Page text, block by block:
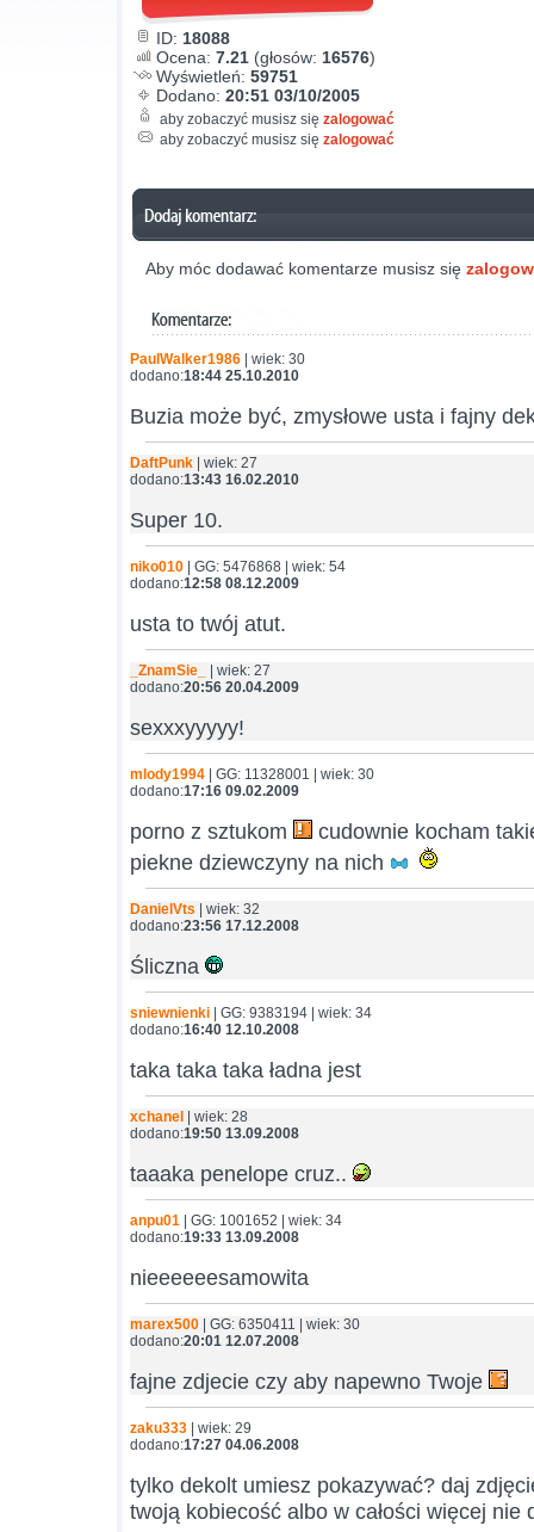
ID: 18088
Ocena: 7.21 (głosów: 16576)
Wyświetleń: 59751
Dodano: 20:51 03/10/2005
aby zobaczyć musisz się zalogować
aby zobaczyć musisz się zalogować
Aby móc dodawać komentarze musisz się
PaulWalker1986 | wiek: 30
dodano:18:44 25.10.2010
Buzia może być, zmysłowe usta i fajny
DaftPunk | wiek: 27
dodano:13:43 16.02.2010
Super 10.
niko010 | GG: 5476868 | wiek: 54
dodano:12:58 08.12.2009
usta to twój atut.
_ZnamSie_
| wiek: 27
dodano:20:56 20.04.2009
sexxxyyyyy!
mlody1994 | GG: 11328001 | wiek: 30
dodano:17:16 09.02.2009
porno z sztukom
cudownie kocham
piekne dziewczyny na nich
DanielVts | wiek: 32
dodano:23:56 17.12.2008
Śliczna
sniewnienki | GG: 9383194 | wiek: 34
dodano:16:40 12.10.2008
taka taka taka ładna jest
xchanel
| wiek: 28
dodano:19:50 13.09.2008
taaaka penelope cruz..
anpu01 | GG: 1001652 | wiek: 34
dodano:19:33 13.09.2008
nieeeeeesamowita
marex500 | GG: 6350411 | wiek: 30
dodano:20:01 12.07.2008
fajne zdjecie czy aby napewno Twoje
zaku333 | wiek: 29
dodano:17:27 04.06.2008
tylko dekolt umiesz pokazywać? daj
twoją kobiecość albo w całości więcej nie